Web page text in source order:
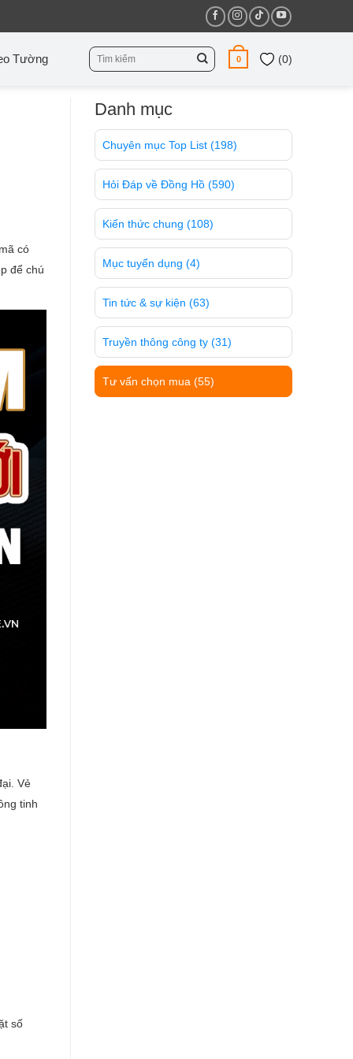
Tường
Tìm
kiếm:
0 (0)
có
để chú
Vẻ
tinh
số
Danh mục
Chuyên mục Top List (198)
Hỏi Đáp về Đồng Hồ (590)
Kiến thức chung (108)
Mục tuyển dụng (4)
Tin tức & sự kiện (63)
Truyền thông công ty (31)
Tư vấn chọn mua (55)